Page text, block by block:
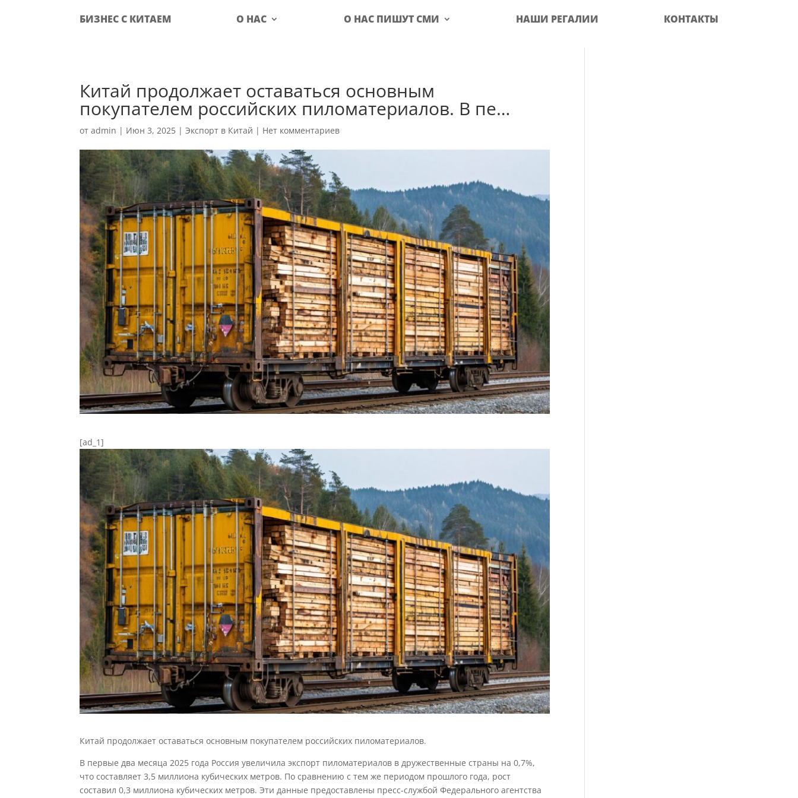
БИЗНЕС С КИТАЕМ О НАС О НАС ПИШУТ СМИ НАШИ РЕГАЛИИ КОНТАКТЫ
Китай продолжает оставаться основным
покупателем российских пиломатериалов. В пе…
отadmin | Июн 3, 2025 |Экспорт в Китай | Нет комментариев
[ad_1]
Китай продолжает оставаться основным покупателем российских пиломатериалов.
В первые два месяца 2025 года Россия увеличила экспорт пиломатериалов в дружественные страны на 0,7%,
что составляет 3,5 миллиона кубических метров. По сравнению с тем же периодом прошлого года, рост
составил 0,3 миллиона кубических метров. Эти данные предоставлены пресс-службой Федерального агентства